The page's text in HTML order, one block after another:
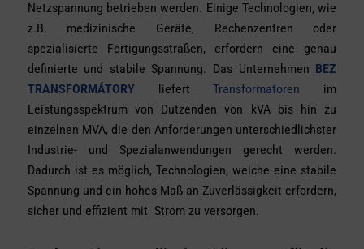
Netzspannung betrieben werden. Einige Technologien, wie
z.B. medizinische Geräte, Rechenzentren oder
spezialisierte Fertigungsstraßen, erfordern eine genau
definierte und stabile Spannung. Das Unternehmen BEZ
TRANSFORMÁTORYliefertTransformatoren im
Leistungsspektrum von Dutzenden von kVA bis hin zu
einzelnen MVA, die den Anforderungen unterschiedlichster
Industrie- und Spezialanwendungen gerecht werden.
Dadurch ist es möglich, Technologien, welche eine stabile
Spannung und ein hohes Maß an Zuverlässigkeit erfordern,
sicher und effizient mit Strom zu versorgen.